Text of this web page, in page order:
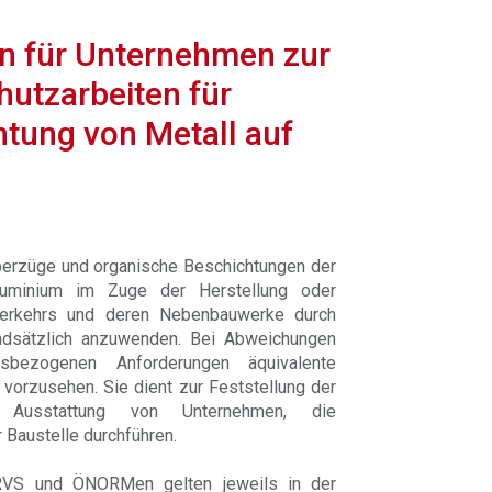
für Unternehmen zur
für
von Metall auf
und organische Beschichtungen der
im Zuge der Herstellung oder
und deren Nebenbauwerke durch
anzuwenden. Bei Abweichungen
Anforderungen äquivalente
Sie dient zur Feststellung der
von Unternehmen, die
durchführen.
und ÖNORMen gelten jeweils in der